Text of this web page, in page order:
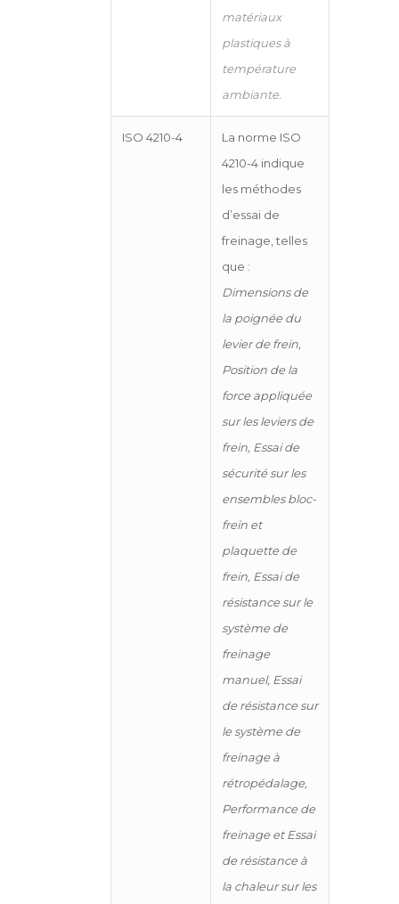
matériaux
plastiques à
température
ambiante.
ISO 4210-4
La norme ISO
4210-4 indique
les méthodes
d’essai de
freinage, telles
que :
Dimensions de
la poignée du
levier de frein,
Position de la
force appliquée
sur les leviers de
frein, Essai de
sécurité sur les
ensembles bloc-
frein et
plaquette de
frein, Essai de
résistance sur le
système de
freinage
manuel, Essai
de résistance sur
le système de
freinage à
rétropédalage,
Performance de
freinage et Essai
de résistance à
la chaleur sur les